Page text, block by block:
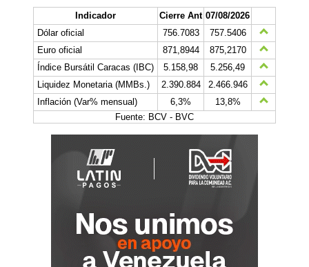
Indicador Cierre Ant 07/08/2026
Dólar oficial
756.7083
757.5406
Euro oficial
871,8944
875,2170
Índice Bursátil Caracas (IBC)
5.158,98
5.256,49
Liquidez Monetaria (MMBs.)
2.390.884
2.466.946
Inflación (Var% mensual)
6,3%
13,8%
Fuente: BCV - BVC